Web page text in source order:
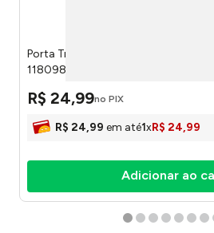
Porta Travesseiro Avulso Sting
118098249999 - Camesa
R$ 24,99no PIX
R$ 24,99 em até1xR$ 24,99
Adicionar ao